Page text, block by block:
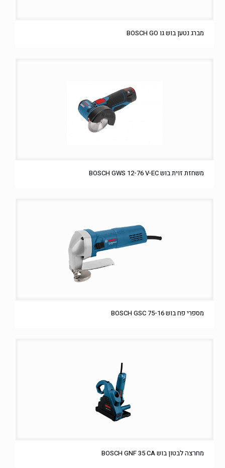
מברג נטען בוש גו BOSCH GO
משחזת זוית בוש BOSCH GWS 12-76 V-EC
מספרי פח בוש BOSCH GSC 75-16
מחרצה לבטון בוש BOSCH GNF 35 CA